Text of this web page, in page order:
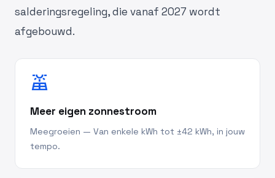
salderingsregeling, die vanaf 2027 wordt
afgebouwd.
solar_power
Meer eigen zonnestroom
Meegroeien — Van enkele kWh tot ±42 kWh, in jouw
tempo.